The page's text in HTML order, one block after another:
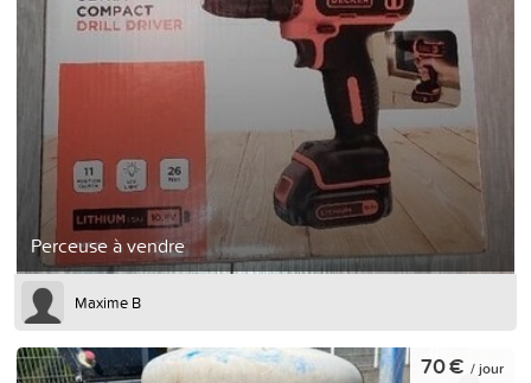
Perceuse à vendre
Maxime B
70 € / jour